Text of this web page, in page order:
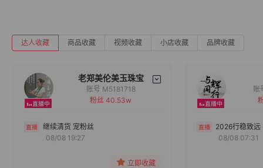
达人收藏 商品收藏 视频收藏 小店收藏 品牌收藏
老郑美伦美玉珠宝
备注
账号 M5181718
粉丝 40.53w
继续清货 宠粉丝
08/08 19:27
立即收藏
2026行稳致远
08/08 07:31